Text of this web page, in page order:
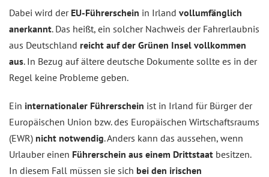
Dabei wird der EU-Führerschein in Irland vollumfänglich
anerkannt. Das heißt, ein solcher Nachweis der Fahrerlaubnis
aus Deutschland reicht auf der Grünen Insel vollkommen
aus. In Bezug auf ältere deutsche Dokumente sollte es in der
Regel keine Probleme geben.
Ein internationaler Führerschein ist in Irland für Bürger der
Europäischen Union bzw. des Europäischen Wirtschaftsraums
(EWR) nicht notwendig. Anders kann das aussehen, wenn
Urlauber einen Führerschein aus einem Drittstaat besitzen.
In diesem Fall müssen sie sich bei den irischen